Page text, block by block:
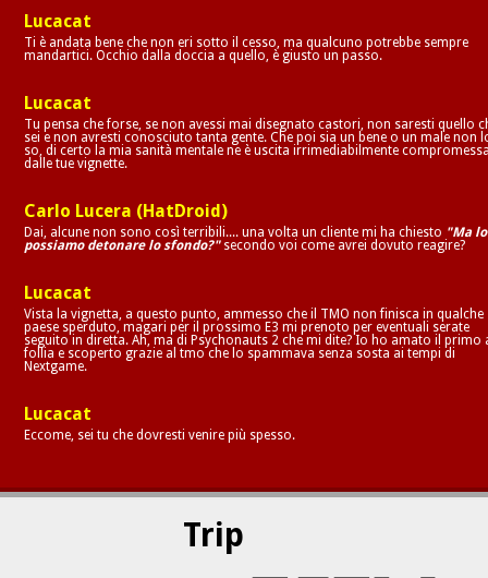
Lucacat
Ti è andata bene che non eri sotto il cesso, ma qualcuno potrebbe sempre
mandartici. Occhio dalla doccia a quello, è giusto un passo.
Lucacat
Tu pensa che forse, se non avessi mai disegnato castori, non saresti quello
sei e non avresti conosciuto tanta gente. Che poi sia un bene o un male non
so, di certo la mia sanità mentale ne è uscita irrimediabilmente
dalle tue vignette.
Carlo Lucera (HatDroid)
Dai, alcune non sono così terribili.... una volta un cliente mi ha chiesto "Ma lo
possiamo detonare lo sfondo?"secondo voi come avrei dovuto reagire?
Lucacat
Vista la vignetta, a questo punto, ammesso che il TMO non finisca in qualche
paese sperduto, magari per il prossimo E3 mi prenoto per eventuali serate
seguito in diretta. Ah, ma di Psychonauts 2 che mi dite? Io ho amato il primo
follia e scoperto grazie al tmo che lo spammava senza sosta ai tempi di
Nextgame.
Lucacat
Eccome, sei tu che dovresti venire più spesso.
Trip